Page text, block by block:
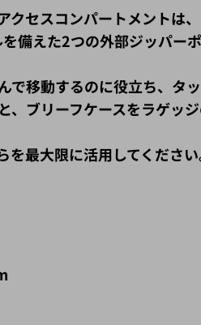
セスコンパートメントは
備えた2つの外部ジッパ
移動するのに役立ち、タ
、ブリーフケースをラゲ
最大限に活用してください